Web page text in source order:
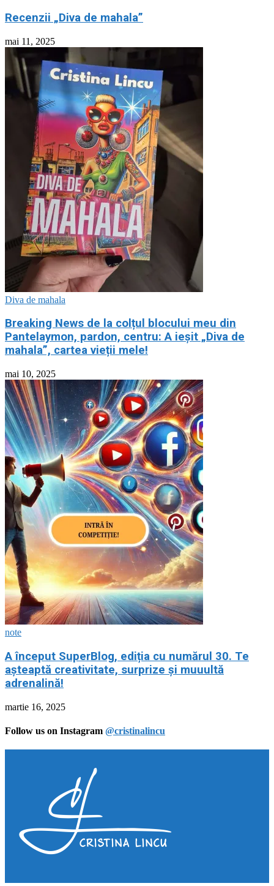
Recenzii „Diva de mahala”
mai 11, 2025
Diva de mahala
Breaking News de la colțul blocului meu din
Pantelaymon, pardon, centru: A ieșit „Diva de
mahala”, cartea vieții mele!
mai 10, 2025
note
A început SuperBlog, ediția cu numărul 30. Te
așteaptă creativitate, surprize și muuultă
adrenalină!
martie 16, 2025
Follow us on Instagram @cristinalincu